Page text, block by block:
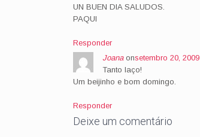
UN BUEN DIA SALUDOS.
PAQUI
Responder
Joanaonsetembro 20, 2009
Tanto laço!
Um beijinho e bom domingo.
Responder
Deixe um comentário